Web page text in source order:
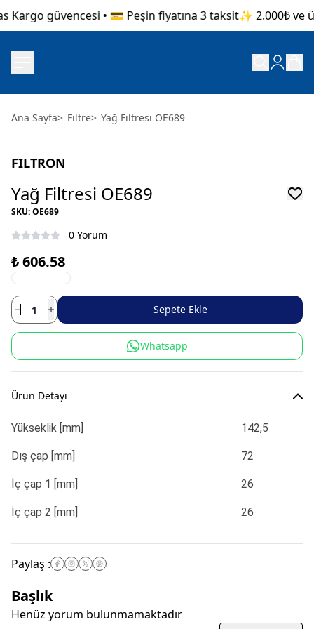
güvencesi • 💳 Peşin fiyatına 3 taksit✨ 2.000₺ ve
Ana Sayfa> Filtre> Yağ Filtresi OE689
FILTRON
Yağ Filtresi OE689
SKU:OE689
0 Yorum
₺ 606.58
Sepete Ekle
Whatsapp
Ürün Detayı
Yükseklik [mm] 142,5
Dış çap [mm] 72
İç çap 1 [mm] 26
İç çap 2 [mm] 26
Paylaş :
Başlık
Henüz yorum bulunmamaktadır